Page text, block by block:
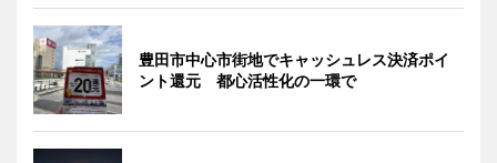
豊田市中心市街地でキャッシュレス決済ポイ
ント還元 都心活性化の一環で